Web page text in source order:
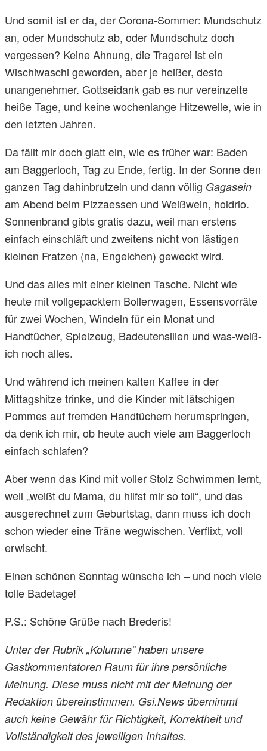
Und somit ist er da, der Corona-Sommer: Mundschutz
an, oder Mundschutz ab, oder Mundschutz doch
vergessen? Keine Ahnung, die Tragerei ist ein
Wischiwaschi geworden, aber je heißer, desto
unangenehmer. Gottseidank gab es nur vereinzelte
heiße Tage, und keine wochenlange Hitzewelle, wie in
den letzten Jahren.
Da fällt mir doch glatt ein, wie es früher war: Baden
am Baggerloch, Tag zu Ende, fertig. In der Sonne den
ganzen Tag dahinbrutzeln und dann völlig Gagasein
am Abend beim Pizzaessen und Weißwein, holdrio.
Sonnenbrand gibts gratis dazu, weil man erstens
einfach einschläft und zweitens nicht von lästigen
kleinen Fratzen (na, Engelchen) geweckt wird.
Und das alles mit einer kleinen Tasche. Nicht wie
heute mit vollgepacktem Bollerwagen, Essensvorräte
für zwei Wochen, Windeln für ein Monat und
Handtücher, Spielzeug, Badeutensilien und was-weiß-
ich noch alles.
Und während ich meinen kalten Kaffee in der
Mittagshitze trinke, und die Kinder mit lätschigen
Pommes auf fremden Handtüchern herumspringen,
da denk ich mir, ob heute auch viele am Baggerloch
einfach schlafen?
Aber wenn das Kind mit voller Stolz Schwimmen lernt,
weil „weißt du Mama, du hilfst mir so toll“, und das
ausgerechnet zum Geburtstag, dann muss ich doch
schon wieder eine Träne wegwischen. Verflixt, voll
erwischt.
Einen schönen Sonntag wünsche ich – und noch viele
tolle Badetage!
P.S.: Schöne Grüße nach Brederis!
Unter der Rubrik „Kolumne“ haben unsere
Gastkommentatoren Raum für ihre persönliche
Meinung. Diese muss nicht mit der Meinung der
Redaktion übereinstimmen. Gsi.News übernimmt
auch keine Gewähr für Richtigkeit, Korrektheit und
Vollständigkeit des jeweiligen Inhaltes.